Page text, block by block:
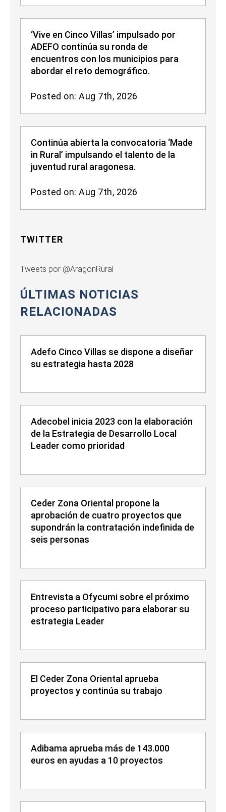
‘Vive en Cinco Villas’ impulsado por
ADEFO continúa su ronda de
encuentros con los municipios para
abordar el reto demográfico.
Posted on: Aug 7th, 2026
Continúa abierta la convocatoria ‘Made
in Rural’ impulsando el talento de la
juventud rural aragonesa.
Posted on: Aug 7th, 2026
TWITTER
Tweets por @AragonRural
ÚLTIMAS NOTICIAS
RELACIONADAS
Adefo Cinco Villas se dispone a diseñar
su estrategia hasta 2028
Adecobel inicia 2023 con la elaboración
de la Estrategia de Desarrollo Local
Leader como prioridad
Ceder Zona Oriental propone la
aprobación de cuatro proyectos que
supondrán la contratación indefinida de
seis personas
Entrevista a Ofycumi sobre el próximo
proceso participativo para elaborar su
estrategia Leader
El Ceder Zona Oriental aprueba
proyectos y continúa su trabajo
Adibama aprueba más de 143.000
euros en ayudas a 10 proyectos